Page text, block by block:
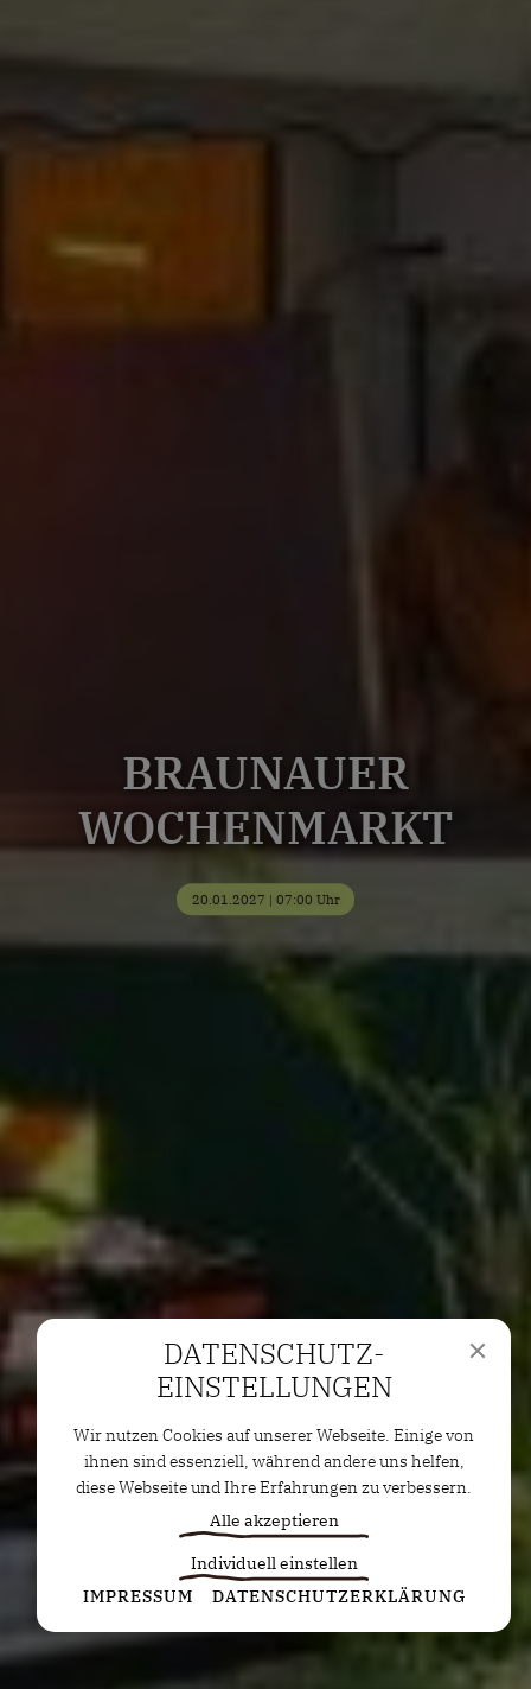
BRAUNAUER
WOCHENMARKT
20.01.2027 | 07:00 Uhr
DATENSCHUTZ­
EINSTELLUNGEN
Wir nutzen Cookies auf unserer Webseite. Einige von
ihnen sind essenziell, während andere uns helfen,
diese Webseite und Ihre Erfahrungen zu verbessern.
Alle akzeptieren
Individuell einstellen
Statistiken
Diese Cookies erfassen anonyme Statistiken. Diese
Informationen helfen uns zu verstehen, wie wir
unsere Website noch weiter optimieren können.
IMPRESSUM DATENSCHUTZERKLÄRUNG